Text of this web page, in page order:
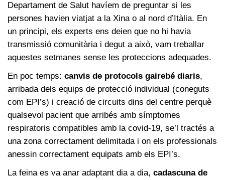
Departament de Salut havíem de preguntar si les
persones havien viatjat a la Xina o al nord d’Itàlia. En
un principi, els experts ens deien que no hi havia
transmissió comunitària i degut a això, vam treballar
aquestes setmanes sense les proteccions adequades.
En poc temps: canvis de protocols gairebé diaris,
arribada dels equips de protecció individual (coneguts
com EPI’s) i creació de circuits dins del centre perquè
qualsevol pacient que arribés amb símptomes
respiratoris compatibles amb la covid-19, se’l tractés a
una zona correctament delimitada i on els professionals
anessin correctament equipats amb els EPI’s.
La feina es va anar adaptant dia a dia, cadascuna de